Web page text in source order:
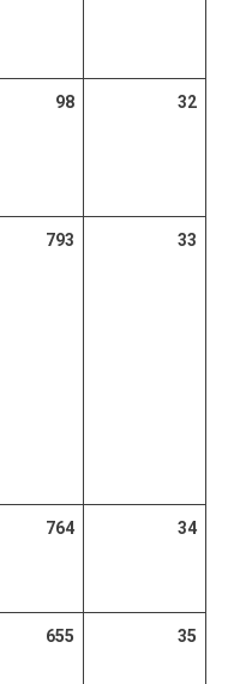
32
98
33
793
34
764
35
655